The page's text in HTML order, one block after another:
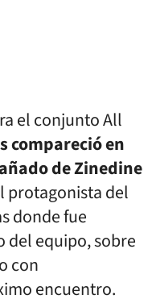
el conjunto All
compareció en
de Zinedine
protagonista del
donde fue
del equipo, sobre
con
encuentro.